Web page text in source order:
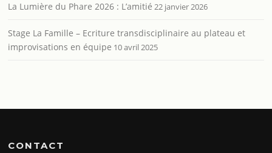
La Lumière du Phare 2026 : L’amitié 22 janvier 2026
Stage La Famille – Ecriture transdisciplinaire au plateau et
improvisations en équipe 10 avril 2025
CONTACT